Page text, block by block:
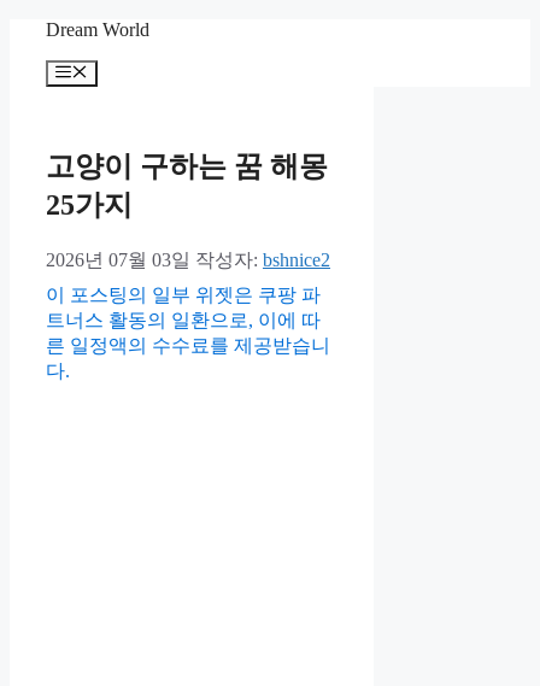
Dream World
메
고양이 구하는 꿈 해몽
25가지
2026년 07월 03일 작성자: bshnice2
이 포스팅의 일부 위젯은 쿠팡 파
트너스 활동의 일환으로, 이에 따
른 일정액의 수수료를 제공받습니
다.